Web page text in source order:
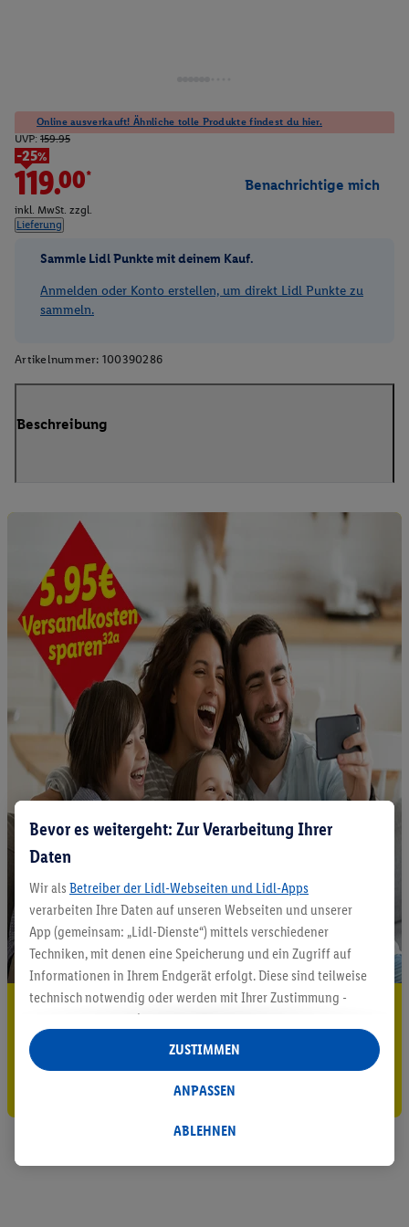
Online ausverkauft! Ähnliche tolle Produkte findest du hier.
UVP: 159.95
-25%
119.00*
inkl. MwSt. zzgl.
Lieferung
Benachrichtige mich
Sammle Lidl Punkte mit deinem Kauf.
Anmelden oder Konto erstellen, um direkt Lidl Punkte zu
sammeln.
Artikelnummer: 100390286
Beschreibung
5.95 € Versand sparen³²ᵃ
Jetzt zum Newsletter anmelden
Gutschein sichern!
Bevor es weitergeht: Zur Verarbeitung Ihrer
Daten
Wir als Betreiber der Lidl-Webseiten und Lidl-Apps
verarbeiten Ihre Daten auf unseren Webseiten und unserer
App (gemeinsam: „Lidl-Dienste“) mittels verschiedener
Techniken, mit denen eine Speicherung und ein Zugriff auf
Informationen in Ihrem Endgerät erfolgt. Diese sind teilweise
technisch notwendig oder werden mit Ihrer Zustimmung -
auch durch Partner (u.a.
Verantwortliche; im Zusammenhang mit dem IAB TCF
insgesamt
Statistik-Erstellung oder für personalisierte Werbung
Datenverarbeitungen für personalisierte Werbung werden
ABLEHNEN
ANPASSEN
ZUSTIMMEN